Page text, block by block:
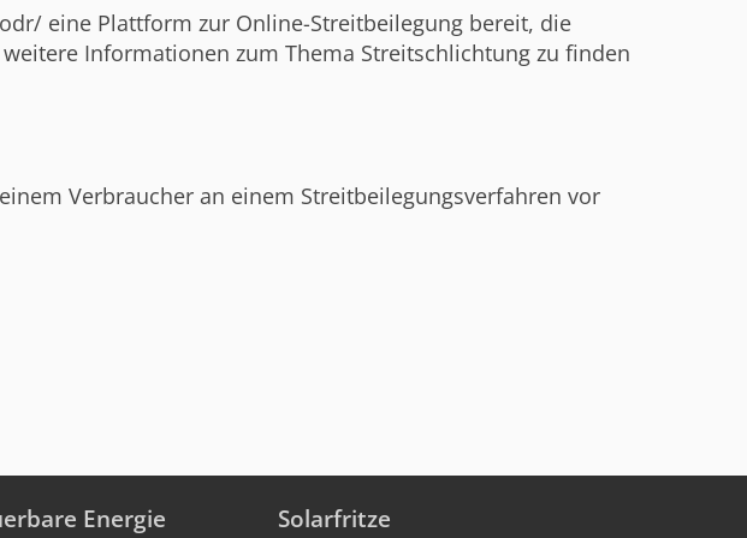
eine Plattform zur Online-Streitbeilegung bereit, die
Informationen zum Thema Streitschlichtung zu finden
Verbraucher an einem Streitbeilegungsverfahren vor
Energie Solarfritze